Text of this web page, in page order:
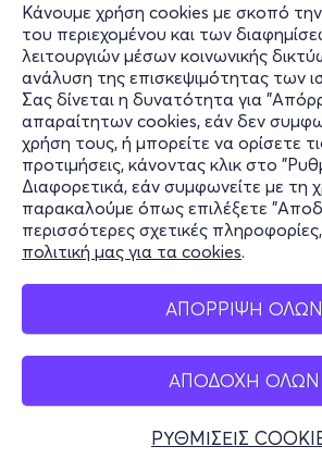
Κάνουμε χρήση cookies με σκοπό
του περιεχομένου και των
λειτουργιών μέσων κοινωνικής
ανάλυση της επισκεψιμότητας των
Σας δίνεται η δυνατότητα για
απαραίτητων cookies, εάν δεν
χρήση τους, ή μπορείτε να ορίσετε
προτιμήσεις, κάνοντας κλικ στο
Διαφορετικά, εάν συμφωνείτε με τη
παρακαλούμε όπως επιλέξετε
περισσότερες σχετικές
πολιτική μας για τα cookies.
ΑΠΟΡΡΙΨΗ ΟΛΩΝ
ΑΠΟΔΟΧΗ ΟΛΩΝ
ΡΥΘΜΙΣΕΙΣ